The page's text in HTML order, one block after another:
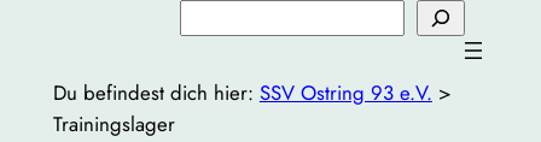
Du befindest dich hier: SSV Ostring 93 e.V. >
Trainingslager